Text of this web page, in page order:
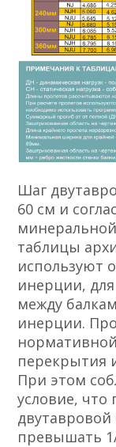
Шаг
60 см и
таблицы
используют
инерции,
между
инерции.
перекрытия
При этом
условие, что
превышать